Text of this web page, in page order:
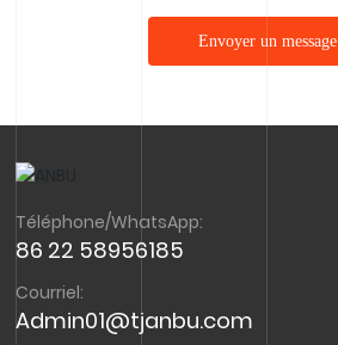
Envoyer un message
Téléphone/WhatsApp:
86 22 58956185
Courriel:
Admin01@tjanbu.com